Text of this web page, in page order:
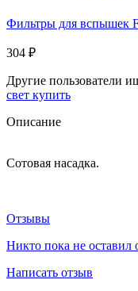
Фильтры для вспышек
304 ₽
Другие пользователи
свет купить
Описание
Сотовая насадка.
Отзывы
Никто пока не
Написать отзыв